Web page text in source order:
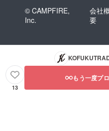
© CAMPFIRE,
Inc.
会社
要
13
もう一度プ